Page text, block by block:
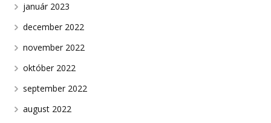
január 2023
december 2022
november 2022
október 2022
september 2022
august 2022